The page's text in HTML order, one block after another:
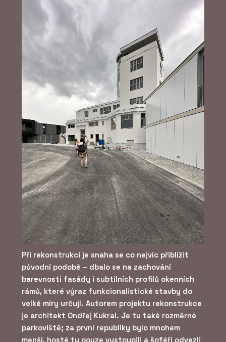
Při rekonstrukci je snaha se co nejvíc přiblížit
původní podobě – dbalo se na zachování
barevnosti fasády i subtilních profilů okenních
rámů, které výraz funkcionalistické stavby do
velké míry určují. Autorem projektu rekonstrukce
je architekt Ondřej Kukral. Je tu také rozměrné
parkoviště; za první republiky bylo mnohem
menší, hosté tu pouze vystoupili a šoféři odvezli